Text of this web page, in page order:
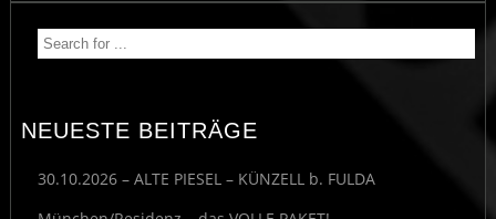
NEUESTE BEITRÄGE
30.10.2026 – ALTE PIESEL – KÜNZELL b. FULDA